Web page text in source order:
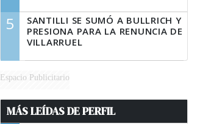
5
SANTILLI SE SUMÓ A BULLRICH Y
PRESIONA PARA LA RENUNCIA DE
VILLARRUEL
Espacio Publicitario
MÁS LEÍDAS DE PERFIL